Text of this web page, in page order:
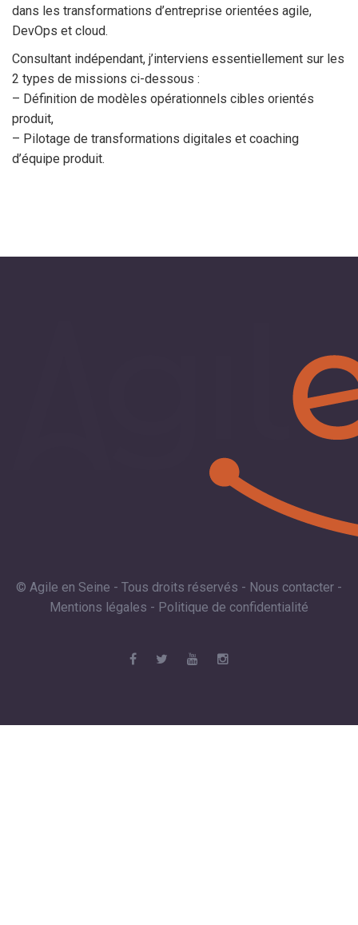
dans les transformations d’entreprise orientées agile,
DevOps et cloud.
Consultant indépendant, j’interviens essentiellement sur les
2 types de missions ci-dessous :
– Définition de modèles opérationnels cibles orientés
produit,
– Pilotage de transformations digitales et coaching
d’équipe produit.
© Agile en Seine - Tous droits réservés - Nous contacter -
Mentions légales - Politique de confidentialité